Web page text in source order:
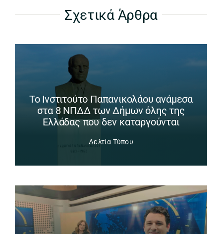
Σχετικά Άρθρα
Το Ινστιτούτο Παπανικολάου ανάμεσα
στα 8 ΝΠΔΔ των Δήμων όλης της
Ελλάδας που δεν καταργούνται
Δελτία Τύπου